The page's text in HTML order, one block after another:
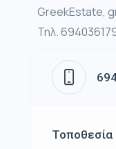
GreekEstate,
Τηλ.
Τοποθεσία